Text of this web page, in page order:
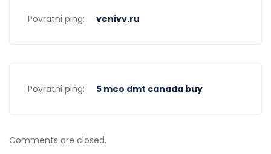
Povratni ping: venivv.ru
Povratni ping: 5 meo dmt canada buy
Comments are closed.